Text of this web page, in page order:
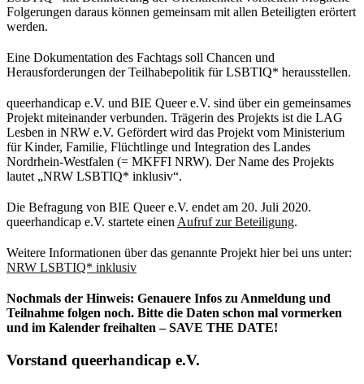
Folgerungen daraus können gemeinsam mit allen Beteiligten erörtert
werden.
Eine Dokumentation des Fachtags soll Chancen und
Herausforderungen der Teilhabepolitik für LSBTIQ* herausstellen.
queerhandicap e.V. und BIE Queer e.V. sind über ein gemeinsames
Projekt miteinander verbunden. Trägerin des Projekts ist die LAG
Lesben in NRW e.V. Gefördert wird das Projekt vom Ministerium
für Kinder, Familie, Flüchtlinge und Integration des Landes
Nordrhein-Westfalen (= MKFFI NRW). Der Name des Projekts
lautet „NRW LSBTIQ* inklusiv“.
Die Befragung von BIE Queer e.V. endet am 20. Juli 2020.
queerhandicap e.V. startete einenAufruf zur Beteiligung.
Weitere Informationen über das genannte Projekt hier bei uns unter:
NRW LSBTIQ* inklusiv
Nochmals der Hinweis: Genauere Infos zu Anmeldung und
Teilnahme folgen noch. Bitte die Daten schon mal vormerken
und im Kalender freihalten – SAVE THE DATE!
Vorstand queerhandicap e.V.